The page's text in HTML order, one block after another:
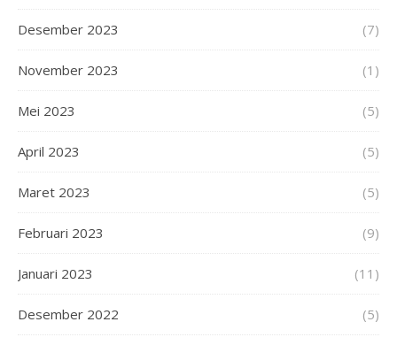
Desember 2023 (7)
November 2023 (1)
Mei 2023 (5)
April 2023 (5)
Maret 2023 (5)
Februari 2023 (9)
Januari 2023 (11)
Desember 2022 (5)